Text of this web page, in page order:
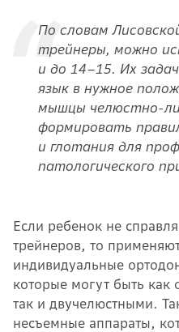
По словам
трейнеры, можно
и до 14–15. Их
язык в нужное
мышцы челюстно-
формировать
и глотания для
патологического
Если ребенок не
трейнеров, то
индивидуальные
которые могут быть
так и двучелюстными.
несъемные аппараты,